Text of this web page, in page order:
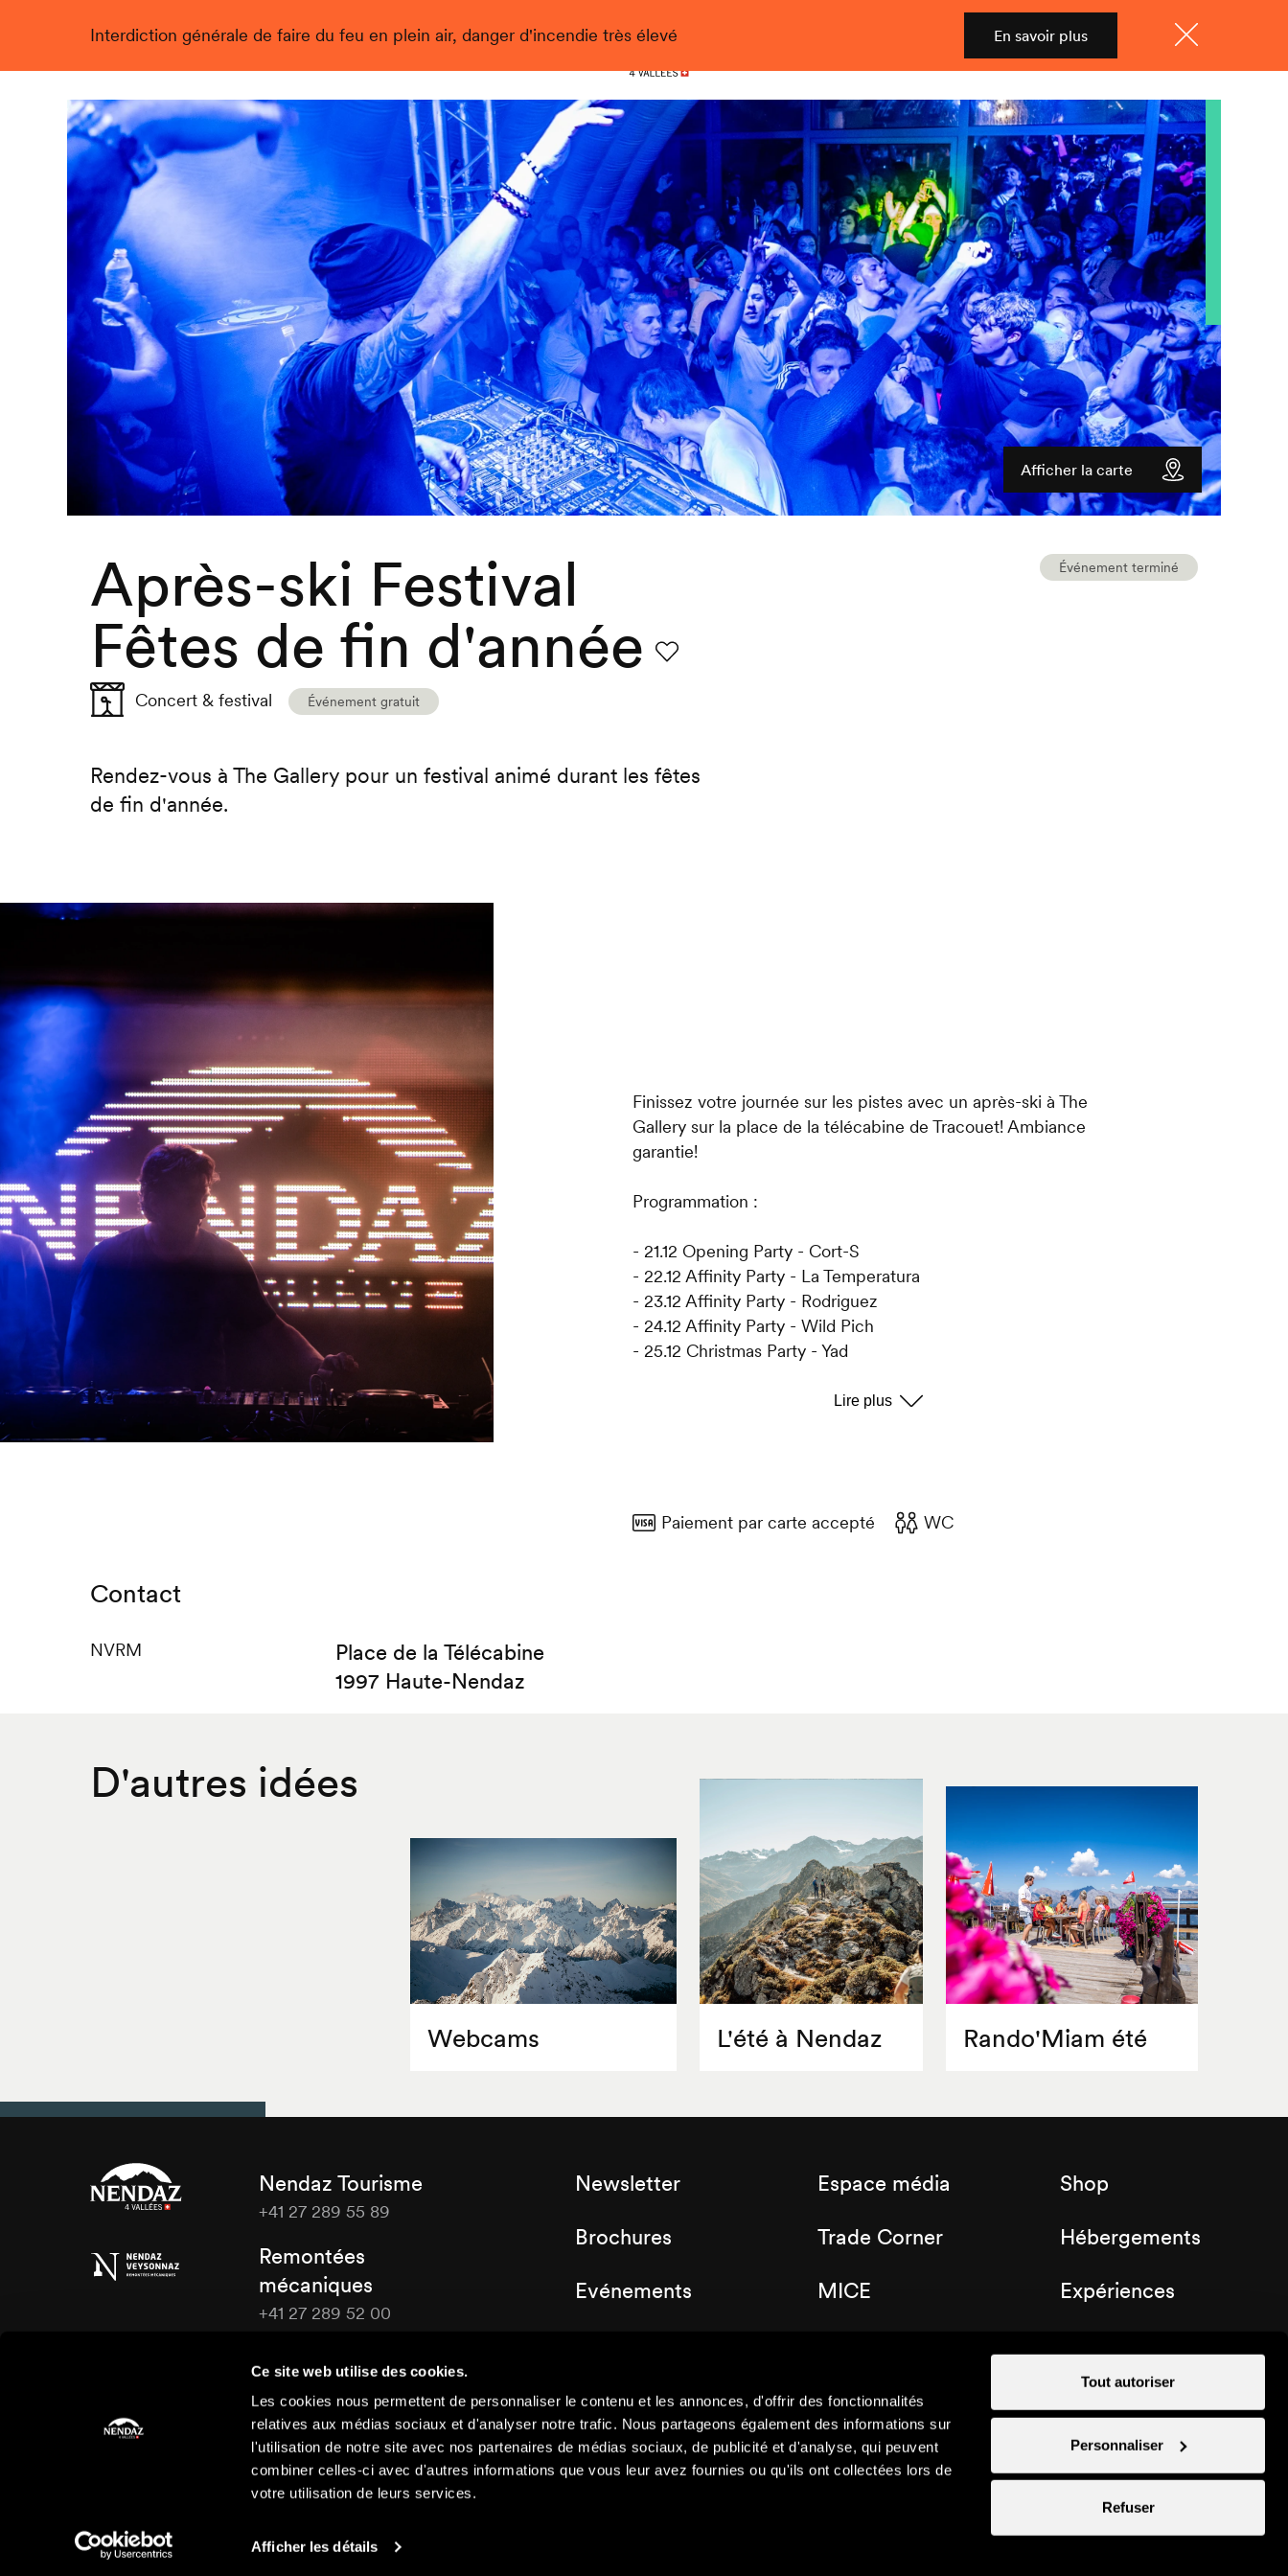
Interdiction générale de faire du feu en plein air, danger d'incendie très élevé En savoir plus
Ce site web utilise des cookies.
Les cookies nous permettent de personnaliser le contenu et les annonces, d'offrir des fonctionnalités
relatives aux médias sociaux et d'analyser notre trafic. Nous partageons également des informations sur
l'utilisation de notre site avec nos partenaires de médias sociaux, de publicité et d'analyse, qui peuvent
combiner celles-ci avec d'autres informations que vous leur avez fournies ou qu'ils ont collectées lors de
votre utilisation de leurs services.
Afficher les détails
Tout autoriser
Personnaliser
Refuser
Nendaz
Menu
Shop
Live
Afficher la carte
Après-ski Festival
Fêtes de fin d'année
Concert & festival
Événement gratuit
Rendez-vous à The Gallery pour un festival animé durant les fêtes
de fin d'année.
Événement terminé
Finissez votre journée sur les pistes avec un après-ski à The
Gallery sur la place de la télécabine de Tracouet! Ambiance
garantie!
Programmation :
- 21.12 Opening Party - Cort-S
- 22.12 Affinity Party - La Temperatura
- 23.12 Affinity Party - Rodriguez
- 24.12 Affinity Party - Wild Pich
- 25.12 Christmas Party - Yad
- 27.12 Après-ski avec DJ Leska & MC Virus
- 02.01 Affinity Party - Bonatch
Paiement par carte accepté WC
Contact
NVRM
Place de la Télécabine
1997 Haute-Nendaz
D'autres idées
Webcams L'été à Nendaz Rando'Miam été
Tourisme
Nendaz Tourisme
+41 27 289 55 89
Remontées
mécaniques
+41 27 289 52 00
Newsletter
Brochures
Evénements
Plan de la station
Espace média
Trade Corner
MICE
Shop
Hébergements
Expériences